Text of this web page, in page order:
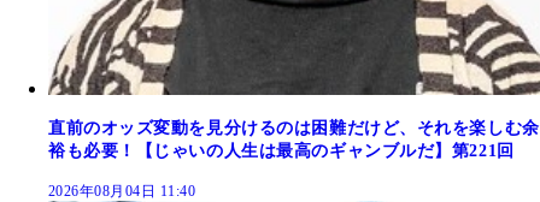
直前のオッズ変動を見分けるのは困難だけど、それを楽しむ余
裕も必要！【じゃいの人生は最高のギャンブルだ】第221回
2026年08月04日 11:40